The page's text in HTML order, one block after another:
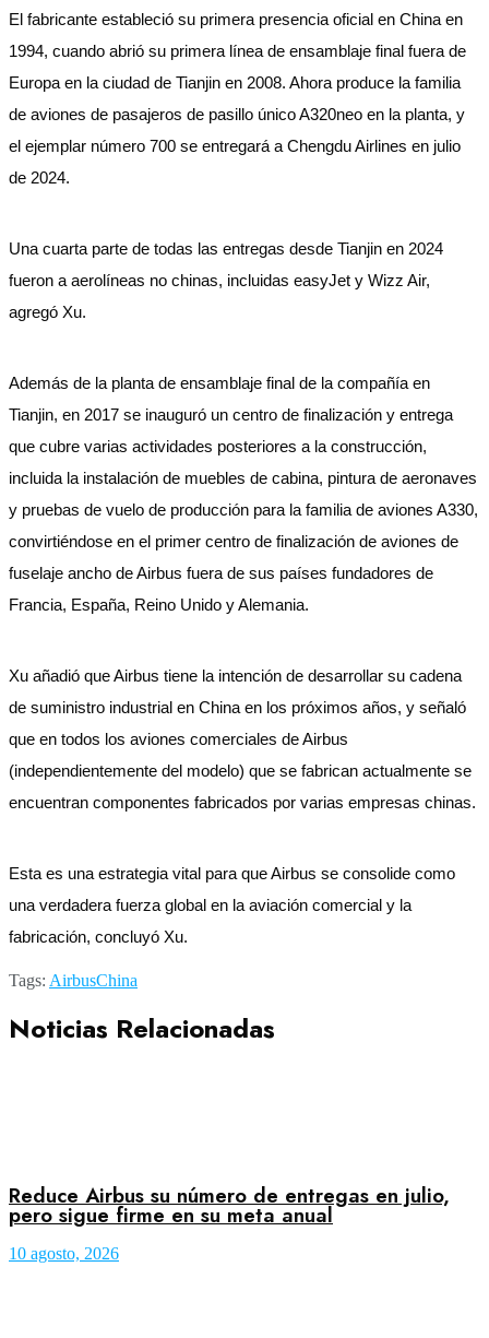
El fabricante estableció su primera presencia oficial en China en
1994, cuando abrió su primera línea de ensamblaje final fuera de
Europa en la ciudad de Tianjin en 2008. Ahora produce la familia
de aviones de pasajeros de pasillo único A320neo en la planta, y
el ejemplar número 700 se entregará a Chengdu Airlines en julio
de 2024.
Una cuarta parte de todas las entregas desde Tianjin en 2024
fueron a aerolíneas no chinas, incluidas easyJet y Wizz Air,
agregó Xu.
Además de la planta de ensamblaje final de la compañía en
Tianjin, en 2017 se inauguró un centro de finalización y entrega
que cubre varias actividades posteriores a la construcción,
incluida la instalación de muebles de cabina, pintura de aeronaves
y pruebas de vuelo de producción para la familia de aviones A330,
convirtiéndose en el primer centro de finalización de aviones de
fuselaje ancho de Airbus fuera de sus países fundadores de
Francia, España, Reino Unido y Alemania.
Xu añadió que Airbus tiene la intención de desarrollar su cadena
de suministro industrial en China en los próximos años, y señaló
que en todos los aviones comerciales de Airbus
(independientemente del modelo) que se fabrican actualmente se
encuentran componentes fabricados por varias empresas chinas.
Esta es una estrategia vital para que Airbus se consolide como
una verdadera fuerza global en la aviación comercial y la
fabricación, concluyó Xu.
Tags: AirbusChina
Noticias Relacionadas
Reduce Airbus su número de entregas en julio,
pero sigue firme en su meta anual
10 agosto, 2026